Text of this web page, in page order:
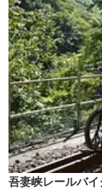
吾妻峡レールバイ